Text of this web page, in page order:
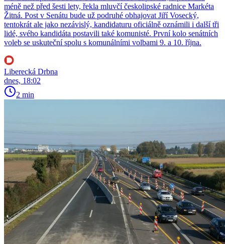
méně než před šesti lety, řekla mluvčí českolipské radnice Markéta
Žitná. Post v Senátu bude už podruhé obhajovat Jiří Vosecký,
tentokrát ale jako nezávislý, kandidaturu oficiálně oznámili i další tři
lidé, svého kandidáta postavili také komunisté. První kolo senátních
voleb se uskuteční spolu s komunálními volbami 9. a 10. října.
Liberecká Drbna
dnes, 18:02
2 min